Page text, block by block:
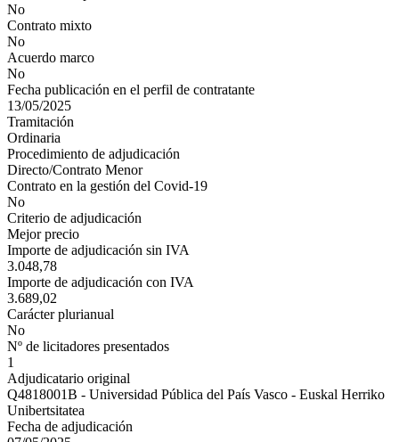
No
Contrato mixto
No
Acuerdo marco
No
Fecha publicación en el perfil de contratante
13/05/2025
Tramitación
Ordinaria
Procedimiento de adjudicación
Directo/Contrato Menor
Contrato en la gestión del Covid-19
No
Criterio de adjudicación
Mejor precio
Importe de adjudicación sin IVA
3.048,78
Importe de adjudicación con IVA
3.689,02
Carácter plurianual
No
Nº de licitadores presentados
1
Adjudicatario original
Q4818001B - Universidad Pública del País Vasco - Euskal Herriko
Unibertsitatea
Fecha de adjudicación